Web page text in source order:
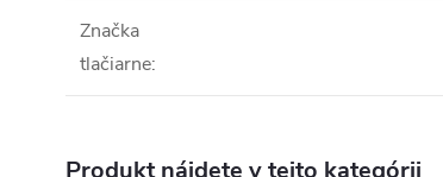
Značka
tlačiarne:
Produkt nájdete v tejto kategórii